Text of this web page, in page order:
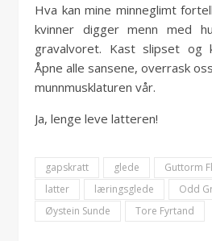
Hva kan mine minneglimt
kvinner digger menn med
gravalvoret. Kast slipset og
Åpne alle sansene, overrask
munnmusklaturen vår.
Ja, lenge leve latteren!
gapskratt glede Guttorm
latter
læringsglede
Odd
Øystein Sunde
Tore Fyrtand